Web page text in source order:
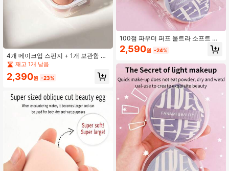
4개 메이크업 스펀지 + 1개 보관함 세
트, 건습 겸용 비흡수성 메이크업 스펀
지, 여행 및 이동 시 편리
재고 1개 남음
2,390원 -23%
100점 파우더 퍼프 울트라 소프트 캔
디 백 포장, 4개/팩 방진 캔디 백 포장,
얼굴에 리퀴드 파운데이션을 바르기
크업, 저렴한, 방 장식, 화장대, 여행,
침실, 메이크업 액세서리, 퍼프, 메이
크업 블렌더, 파우더 퍼프, 메이크업
스펀지, 저렴한, 스타킹 스터퍼, 메이
크업, 메이크업 도구, 저렴한 물건, 선
물, 여성용 선물, 크리스마스 선물, 경
품, 여행, 저렴한 물건, 여행 필수품
2,590원 -24%